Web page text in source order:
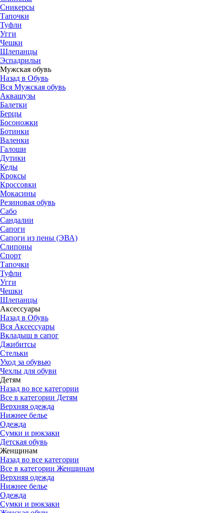
Сникерсы
Тапочки
Туфли
Угги
Чешки
Шлепанцы
Эспадрильи
Мужская обувь
Назад в Обувь
Вся Мужская обувь
Аквашузы
Балетки
Берцы
Босоножки
Ботинки
Валенки
Галоши
Дутики
Кеды
Кроксы
Кроссовки
Мокасины
Резиновая обувь
Сабо
Сандалии
Сапоги
Сапоги из пены (ЭВА)
Слипоны
Спорт
Тапочки
Туфли
Угги
Чешки
Шлепанцы
Аксессуары
Назад в Обувь
Вся Аксессуары
Вкладыш в сапог
Джибитсы
Стельки
Уход за обувью
Чехлы для обуви
Детям
Назад во все категории
Все в категории Детям
Верхняя одежда
Нижнее белье
Одежда
Сумки и рюкзаки
Детская обувь
Женщинам
Назад во все категории
Все в категории Женщинам
Верхняя одежда
Нижнее белье
Одежда
Сумки и рюкзаки